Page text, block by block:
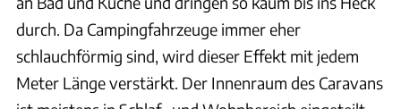
durch. Da Campingfahrzeuge immer eher
schlauchförmig sind, wird dieser Effekt mit jedem
Meter Länge verstärkt. Der Innenraum des Caravans